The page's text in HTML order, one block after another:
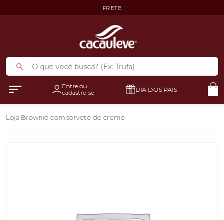
FRETE
Entre ou
cadastre-se
DIA DOS PAIS
Loja Brownie com sorvete de creme